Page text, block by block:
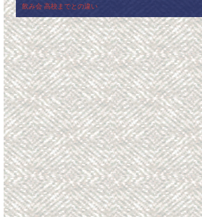
飲み会 高校までとの違い